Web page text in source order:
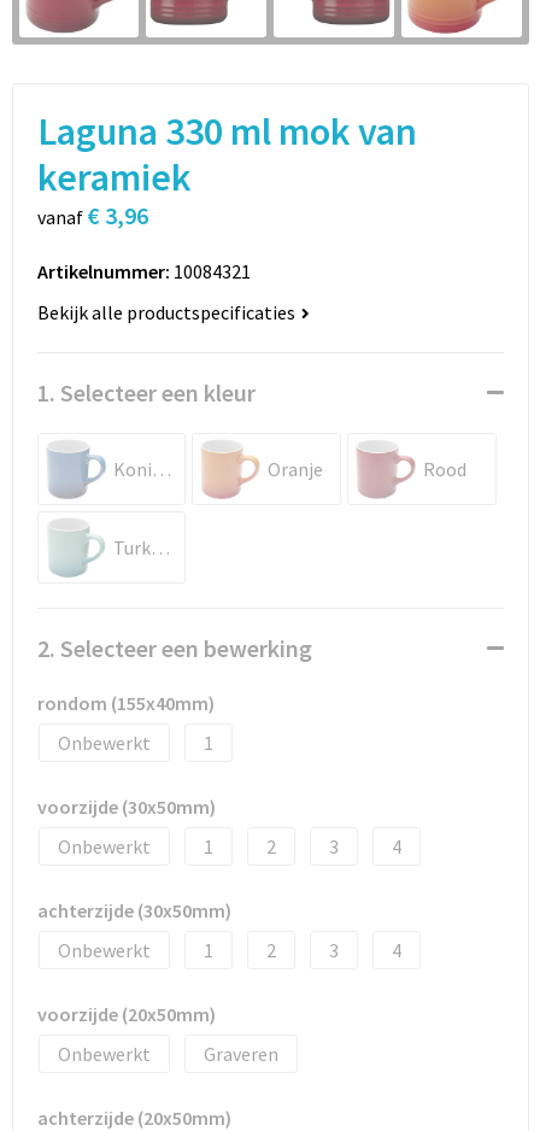
Vrije tijd en Strand
Spellen voor binnen en buiten
Rugzakken
Schoudertassen
Boodschappentassen
Katoenen draagtassen
Reistassen
Documententassen
Tablettassen
Goodiebags
Laguna 330 ml mok van
keramiek
vanaf € 3,96
Artikelnummer: 10084321
Bekijk alle productspecificaties
1. Selecteer een kleur
Koningsblauw Oranje Rood
Turkoois
2. Selecteer een bewerking
rondom (155x40mm)
Onbewerkt
1
voorzijde (30x50mm)
Onbewerkt
1 2 3 4
achterzijde (30x50mm)
Onbewerkt
1 2 3 4
voorzijde (20x50mm)
Onbewerkt
Graveren
achterzijde (20x50mm)